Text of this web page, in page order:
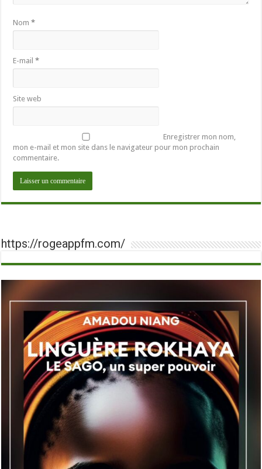
Nom*
E-mail*
Site web
Enregistrer mon nom,
mon e-mail et mon site dans le navigateur pour mon prochain
commentaire.
https://rogeappfm.com/